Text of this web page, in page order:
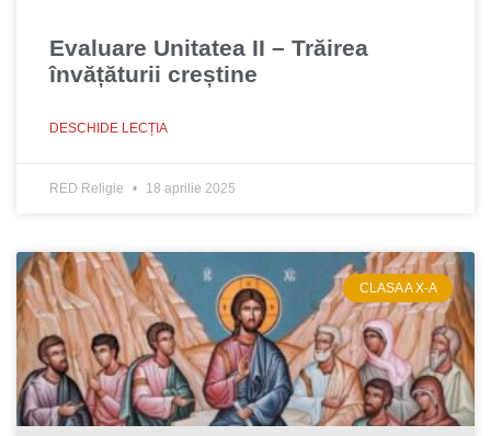
Evaluare Unitatea II – Trăirea
învățăturii creștine
DESCHIDE LECȚIA
RED Religie 18 aprilie 2025
CLASA A X-A